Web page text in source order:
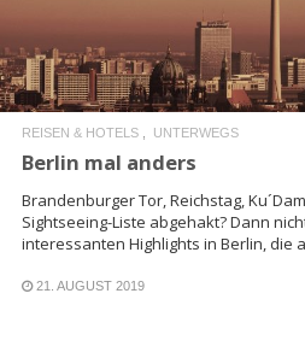
REISEN & HOTELS UNTERWEGS
Berlin mal anders
Brandenburger Tor, Reichstag,
Sightseeing-Liste abgehakt? Dann
interessanten Highlights in Berlin, die
21. AUGUST 2019